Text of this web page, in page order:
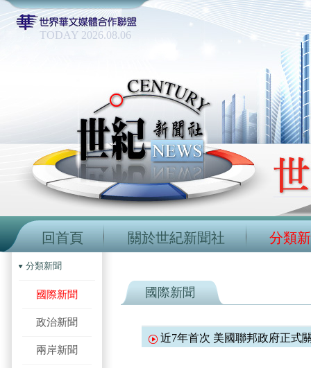
TODAY 2026.08.06
回首頁 關於世紀新聞社 分類
分類新聞
國際新聞
政治新聞
兩岸新聞
國際新聞
近7年首次 美國聯邦政府正式